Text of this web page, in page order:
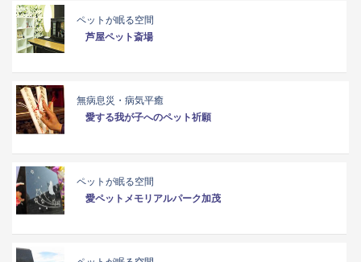
ペットが眠る空間
芦屋ペット斎場
無病息災・病気平癒
愛する我が子へのペット祈願
ペットが眠る空間
愛ペットメモリアルパーク加茂